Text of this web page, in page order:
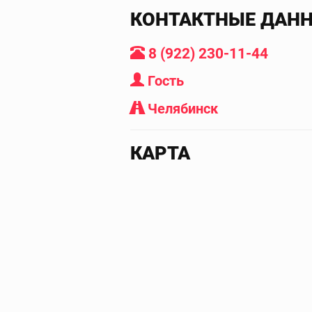
КОНТАКТНЫЕ
8 (922) 230-11-44
Гость
Челябинск
КАРТА